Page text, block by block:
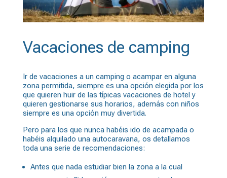
Vacaciones de camping
Ir de vacaciones a un camping o acampar en alguna
zona permitida, siempre es una opción elegida por los
que quieren huir de las típicas vacaciones de hotel y
quieren gestionarse sus horarios, además con niños
siempre es una opción muy divertida.
Pero para los que nunca habéis ido de acampada o
habéis alquilado una autocaravana, os detallamos
toda una serie de recomendaciones:
Antes que nada estudiar bien la zona a la cual